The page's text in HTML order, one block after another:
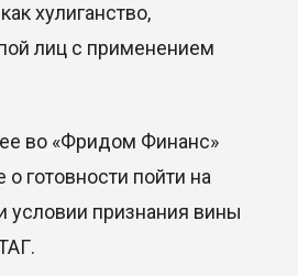
хулиганство,
лиц с применением
во «Фридом Финанс»
готовности пойти на
условии признания вины